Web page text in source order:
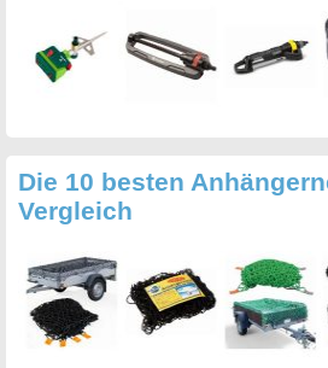
Die 10 besten
Vergleich